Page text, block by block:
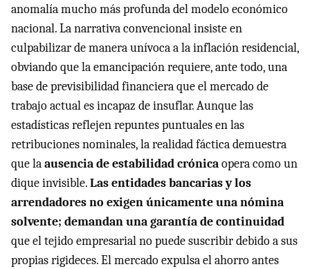
anomalía mucho más profunda del modelo económico
nacional. La narrativa convencional insiste en
culpabilizar de manera unívoca a la inflación residencial,
obviando que la emancipación requiere, ante todo, una
base de previsibilidad financiera que el mercado de
trabajo actual es incapaz de insuflar. Aunque las
estadísticas reflejen repuntes puntuales en las
retribuciones nominales, la realidad fáctica demuestra
que laausencia de estabilidad crónicaopera como un
dique invisible.Las entidades bancarias y los
arrendadores no exigen únicamente una nómina
solvente; demandan una garantía de continuidad
que el tejido empresarial no puede suscribir debido a sus
propias rigideces. El mercado expulsa el ahorro antes